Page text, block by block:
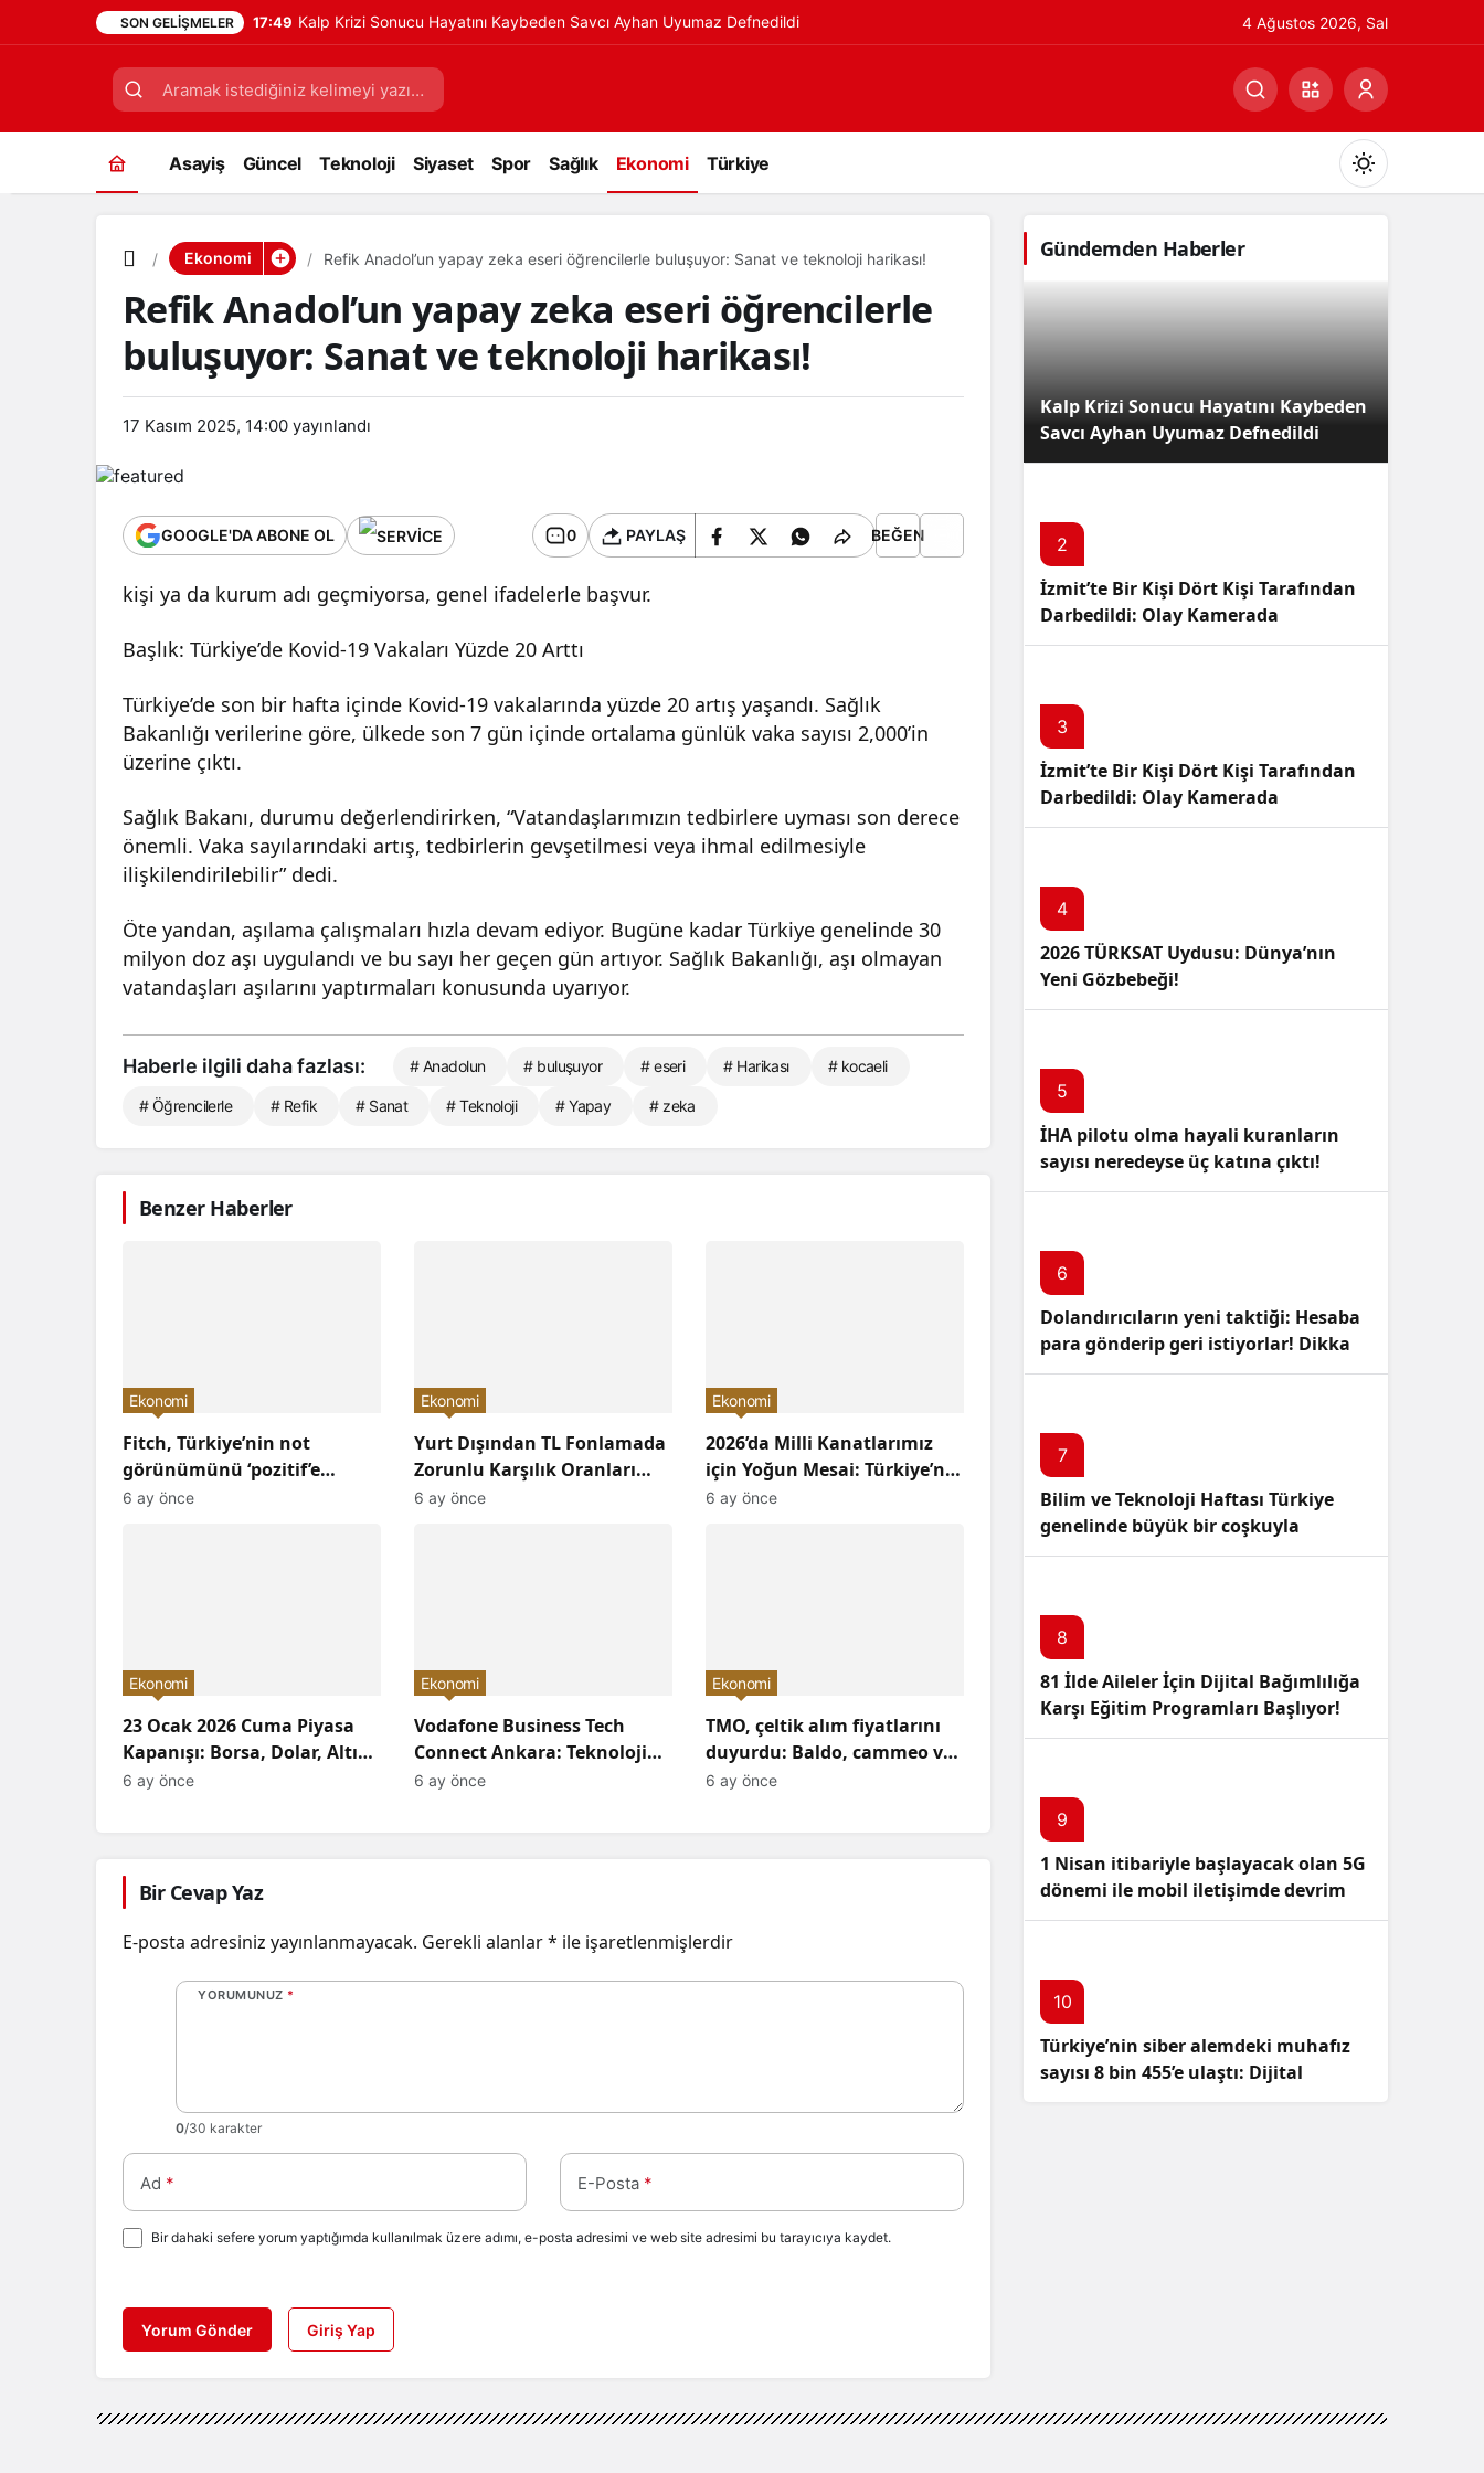
SON GELIŞMELER 17:49 Kalp Krizi Sonucu Hayatını Kaybeden Savcı Ayhan Uyumaz Defnedildi 4 Ağustos 2026, Sal
Asayiş Güncel Teknoloji Siyaset Spor Sağlık Ekonomi Türkiye
Gece Modu
Gece modunu seçin.
Ekonomi Refik Anadol’un yapay zeka eseri öğrencilerle buluşuyor: Sanat ve teknoloji harikası!
Refik Anadol’un yapay zeka eseri öğrencilerle
buluşuyor: Sanat ve teknoloji harikası!
17 Kasım 2025, 14:00 yayınlandı
GOOGLE'DA ABONE OL 0 PAYLAŞ BEĞEN
kişi ya da kurum adı geçmiyorsa, genel ifadelerle başvur.
Başlık: Türkiye’de Kovid-19 Vakaları Yüzde 20 Arttı
Türkiye’de son bir hafta içinde Kovid-19 vakalarında yüzde 20 artış yaşandı. Sağlık
Bakanlığı verilerine göre, ülkede son 7 gün içinde ortalama günlük vaka sayısı 2,000’in
üzerine çıktı.
Sağlık Bakanı, durumu değerlendirirken, “Vatandaşlarımızın tedbirlere uyması son derece
önemli. Vaka sayılarındaki artış, tedbirlerin gevşetilmesi veya ihmal edilmesiyle
ilişkilendirilebilir” dedi.
Öte yandan, aşılama çalışmaları hızla devam ediyor. Bugüne kadar Türkiye genelinde 30
milyon doz aşı uygulandı ve bu sayı her geçen gün artıyor. Sağlık Bakanlığı, aşı olmayan
vatandaşları aşılarını yaptırmaları konusunda uyarıyor.
Haberle ilgili daha fazlası: # Anadolun # buluşuyor # eseri # Harikası # kocaeli
# Öğrencilerle # Refik # Sanat # Teknoloji # Yapay # zeka
Benzer Haberler
Fitch, Türkiye’nin not
görünümünü ‘pozitif’e
çevirdi ve yatırımcıların
Ekonomi
6 ay önce
Yurt Dışından TL Fonlamada
Zorunlu Karşılık Oranları
Arttırıldı: Ekonomiye Etkileri
Ekonomi
6 ay önce
2026’da Milli Kanatlarımız
için Yoğun Mesai: Türkiye’nin
Havacılık Sektöründe
Ekonomi
6 ay önce
23 Ocak 2026 Cuma Piyasa
Kapanışı: Borsa, Dolar, Altın
ve Kripto Paralarda Bugün
Ekonomi
6 ay önce
Vodafone Business Tech
Connect Ankara: Teknoloji
Devrimi Konuşuldu,
Ekonomi
6 ay önce
TMO, çeltik alım fiyatlarını
duyurdu: Baldo, cammeo ve
Osmancık çeltik grupları için
Ekonomi
6 ay önce
Bir Cevap Yaz
E-posta adresiniz yayınlanmayacak. Gerekli alanlar* ile işaretlenmişlerdir
YORUMUNUZ *
0/30 karakter
Ad * E-Posta *
Bir dahaki sefere yorum yaptığımda kullanılmak üzere adımı, e-posta adresimi ve web site adresimi bu tarayıcıya kaydet.
Yorum Gönder Giriş Yap
Gündemden Haberler
Kalp Krizi Sonucu Hayatını Kaybeden
Savcı Ayhan Uyumaz Defnedildi
2
İzmit’te Bir Kişi Dört Kişi Tarafından
Darbedildi: Olay Kamerada
3
İzmit’te Bir Kişi Dört Kişi Tarafından
Darbedildi: Olay Kamerada
4
2026 TÜRKSAT Uydusu: Dünya’nın
Yeni Gözbebeği!
5
İHA pilotu olma hayali kuranların
sayısı neredeyse üç katına çıktı!
6
Dolandırıcıların yeni taktiği: Hesaba
para gönderip geri istiyorlar! Dikkat
Edin!
7
Bilim ve Teknoloji Haftası Türkiye
genelinde büyük bir coşkuyla
kutlandı: İşte Etkinlikler ve
8
81 İlde Aileler İçin Dijital Bağımlılığa
Karşı Eğitim Programları Başlıyor!
9
1 Nisan itibariyle başlayacak olan 5G
dönemi ile mobil iletişimde devrim
başlıyor!
10
Türkiye’nin siber alemdeki muhafız
sayısı 8 bin 455’e ulaştı: Dijital